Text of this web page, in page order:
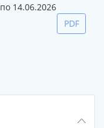
14.06.2026
PDF